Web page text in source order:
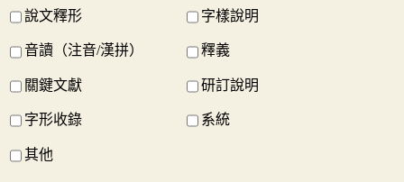
說文釋形 字樣說明
音讀（注音/漢拼） 釋義
關鍵文獻 研訂說明
字形收錄 系統
其他